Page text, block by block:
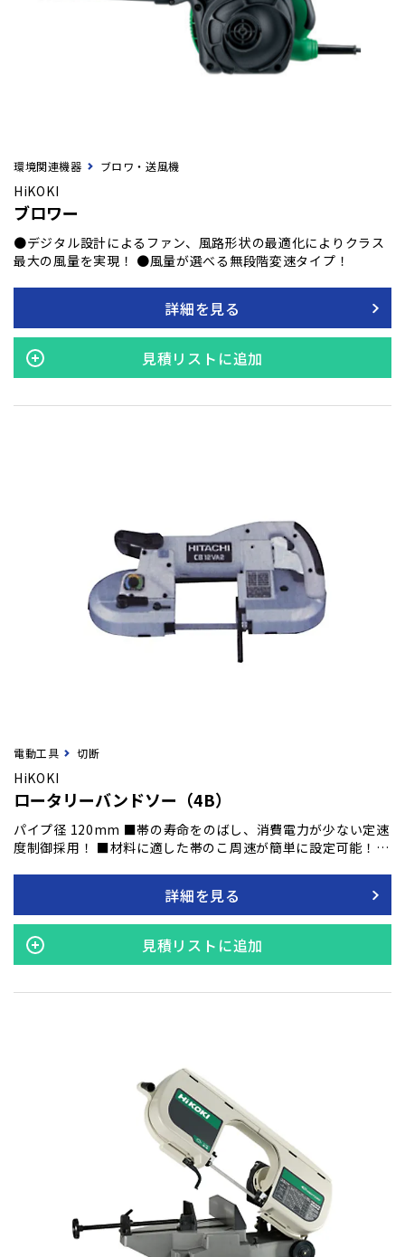
環境関連機器 ブロワ・送風機
HiKOKI
ブロワー
●デジタル設計によるファン、風路形状の最適化によりクラス
最大の風量を実現！ ●風量が選べる無段階変速タイプ！
詳細を見る
見積リストに追加
電動工具 切断
HiKOKI
ロータリーバンドソー（4B）
パイプ径 120mm ■帯の寿命をのばし、消費電力が少ない定速
度制御採用！ ■材料に適した帯のこ周速が簡単に設定可能！
詳細を見る
見積リストに追加